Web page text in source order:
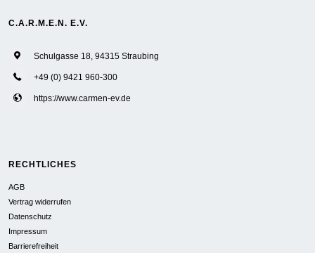
C.A.R.M.E.N. E.V.
Schulgasse 18, 94315 Straubing
+49 (0) 9421 960-300
https://www.carmen-ev.de
RECHTLICHES
AGB
Vertrag widerrufen
Datenschutz
Impressum
Barrierefreiheit